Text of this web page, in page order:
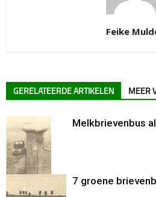
Feike
GERELATEERDE ARTIKELEN MEER
Melkbrievenbus
7 groene